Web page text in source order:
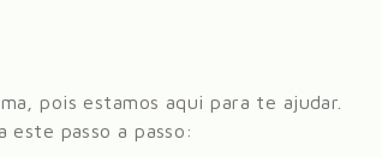
pois estamos aqui para te ajudar.
este passo a passo: